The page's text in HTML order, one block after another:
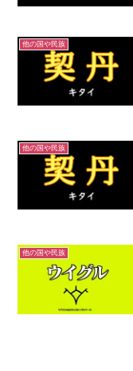
他の国や民族
他の国や民族
他の国や民族